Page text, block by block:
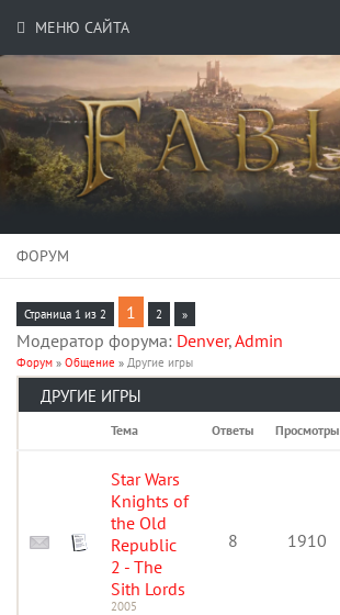
МЕНЮ САЙТА
ФОРУМ
Страница 1 из 2 1 2 »
Модератор форума: Denver,Admin
Форум » Общение » Другие игры
ДРУГИЕ ИГРЫ
Тема Ответы Просмотры
Star Wars
Knights of
the Old
Republic
2 - The
Sith Lords
2005
8 1910